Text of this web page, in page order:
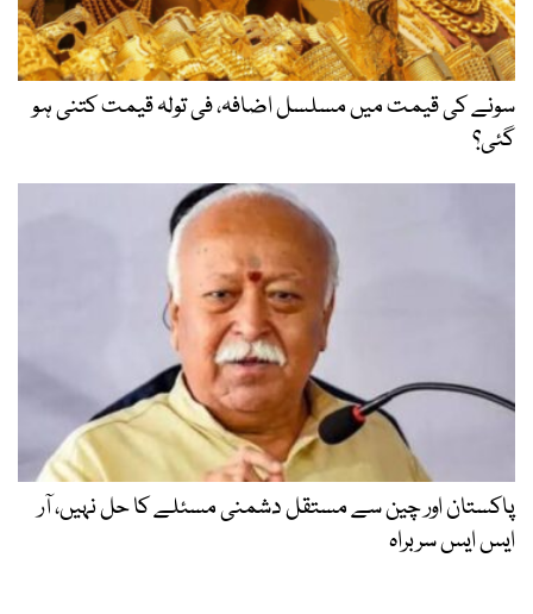
سونے کی قیمت میں مسلسل اضافہ، فی تولہ قیمت کتنی ہو
گئی؟
پاکستان اور چین سے مستقل دشمنی مسئلے کا حل نہیں، آر
ایس ایس سربراہ